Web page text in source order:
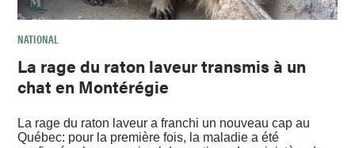
NATIONAL
La rage du raton laveur transmis à un
chat en Montérégie
La rage du raton laveur a franchi un nouveau cap au
Québec: pour la première fois, la maladie a été